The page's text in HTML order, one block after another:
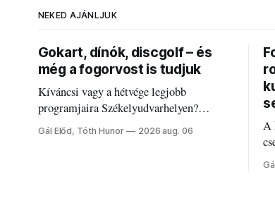
NEKED AJÁNLJUK
Gokart, dínók, discgolf – és
még a fogorvost is tudjuk
Kíváncsi vagy a hétvége legjobb
programjaira Székelyudvarhelyen?
Nálunk megtalálod őket – sőt, ha baj van a
fogaddal, a fogorvosi ügyeletet is!
Gál Előd, Tóth Hunor 2026 aug. 06
A